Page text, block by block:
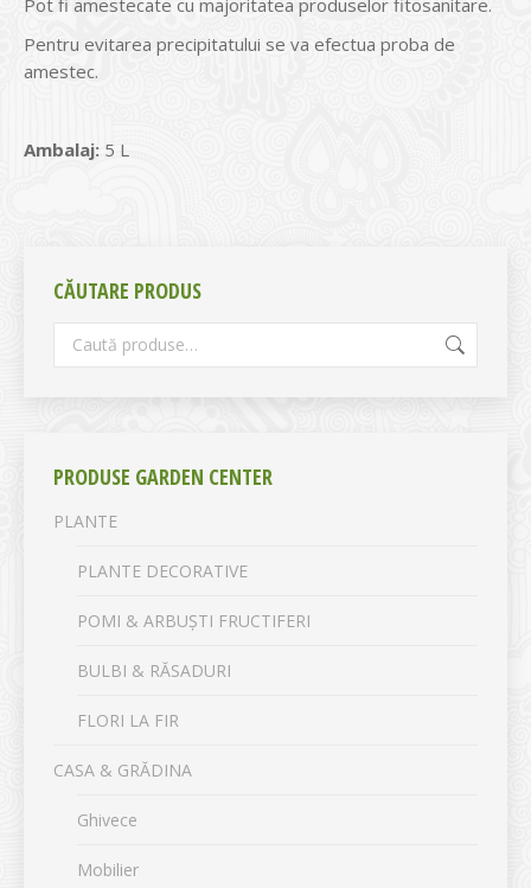
Pot fi amestecate cu majoritatea produselor fitosanitare.
Pentru evitarea precipitatului se va efectua proba de
amestec.
Ambalaj: 5 L
CĂUTARE PRODUS
PRODUSE GARDEN CENTER
PLANTE
PLANTE DECORATIVE
POMI & ARBUȘTI FRUCTIFERI
BULBI & RĂSADURI
FLORI LA FIR
CASA & GRĂDINA
Ghivece
Mobilier